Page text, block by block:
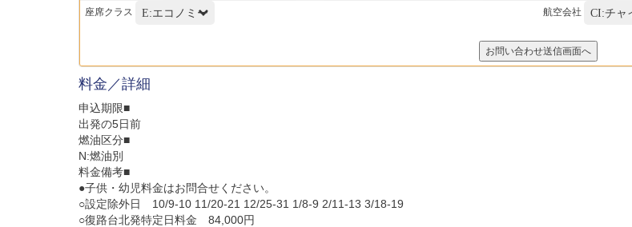
座席クラス 航空会社
料金／詳細
申込期限■
出発の5日前
燃油区分■
N:燃油別
料金備考■
●子供・幼児料金はお問合せください。
○設定除外日 10/9-10 11/20-21 12/25-31 1/8-9 2/11-13 3/18-19
○復路台北発特定日料金 84,000円